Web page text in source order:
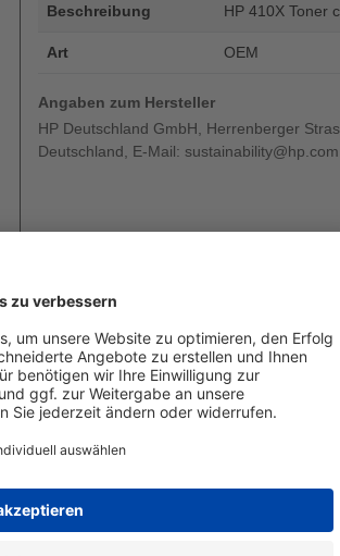
Beschreibung HP 410X Toner
Art OEM
Angaben zum Hersteller
HP Deutschland GmbH, Herrenberger
Deutschland, E-Mail: sustainability@hp.com